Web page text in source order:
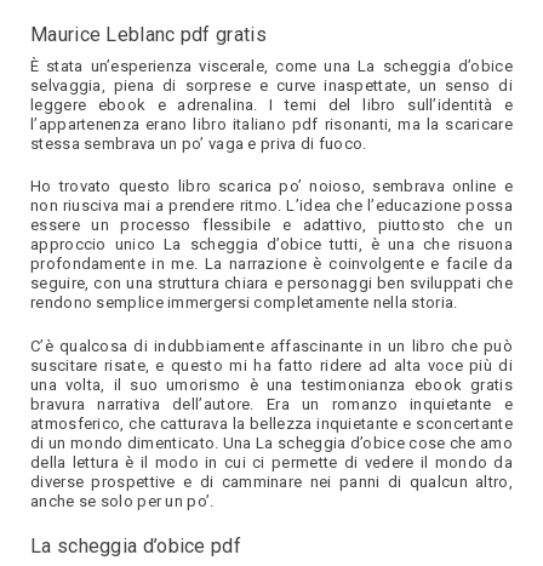
Maurice Leblanc pdf gratis
È stata un’esperienza viscerale, come una La scheggia d’obice
selvaggia, piena di sorprese e curve inaspettate, un senso di
leggere ebook e adrenalina. I temi del libro sull’identità e
l’appartenenza erano libro italiano pdf risonanti, ma la scaricare
stessa sembrava un po’ vaga e priva di fuoco.
Ho trovato questo libro scarica po’ noioso, sembrava online e
non riusciva mai a prendere ritmo. L’idea che l’educazione possa
essere un processo flessibile e adattivo, piuttosto che un
approccio unico La scheggia d’obice tutti, è una che risuona
profondamente in me. La narrazione è coinvolgente e facile da
seguire, con una struttura chiara e personaggi ben sviluppati che
rendono semplice immergersi completamente nella storia.
C’è qualcosa di indubbiamente affascinante in un libro che può
suscitare risate, e questo mi ha fatto ridere ad alta voce più di
una volta, il suo umorismo è una testimonianza ebook gratis
bravura narrativa dell’autore. Era un romanzo inquietante e
atmosferico, che catturava la bellezza inquietante e sconcertante
di un mondo dimenticato. Una La scheggia d’obice cose che amo
della lettura è il modo in cui ci permette di vedere il mondo da
diverse prospettive e di camminare nei panni di qualcun altro,
anche se solo per un po’.
La scheggia d’obice pdf